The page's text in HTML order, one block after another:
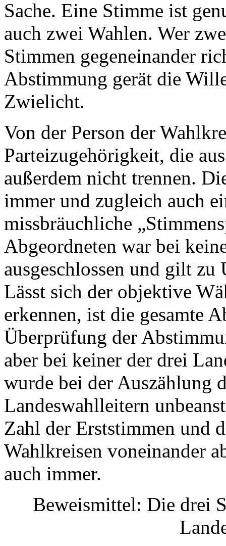
Sache. Eine Stimme ist
auch zwei Wahlen. Wer
Stimmen gegeneinander
Abstimmung gerät die
Zwielicht.
Von der Person der
Parteizugehörigkeit, die
außerdem nicht trennen.
immer und zugleich auch
missbräuchliche
Abgeordneten war bei
ausgeschlossen und gilt
Lässt sich der objektive
erkennen, ist die gesamte
Überprüfung der
aber bei keiner der drei
wurde bei der Auszählung
Landeswahlleitern
Zahl der Erststimmen und
Wahlkreisen voneinander
auch immer.
Beweismittel: Die drei